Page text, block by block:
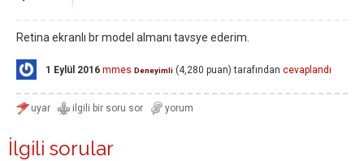
Retina ekranlı br model almanı tavsye ederim.
1 Eylül 2016 mmes Deneyimli (4,280 puan) tarafından cevaplandı
İlgili sorular